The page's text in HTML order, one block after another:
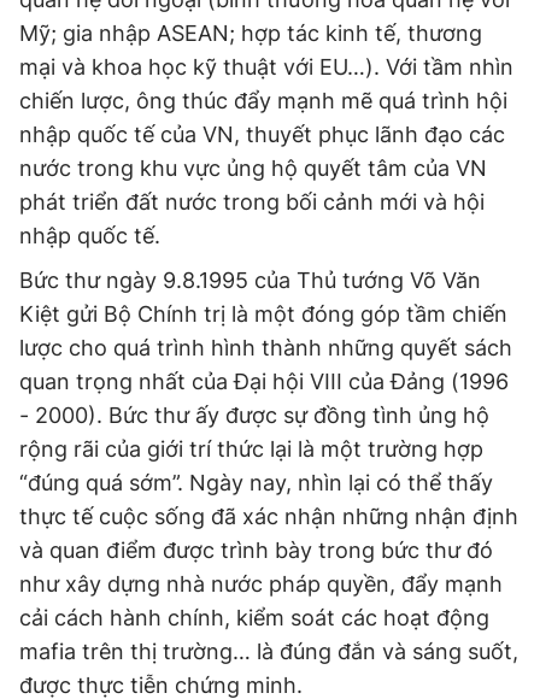
Mỹ; gia nhập ASEAN; hợp tác kinh tế, thương
mại và khoa học kỹ thuật với EU…). Với tầm nhìn
chiến lược, ông thúc đẩy mạnh mẽ quá trình hội
nhập quốc tế của VN, thuyết phục lãnh đạo các
nước trong khu vực ủng hộ quyết tâm của VN
phát triển đất nước trong bối cảnh mới và hội
nhập quốc tế.
Bức thư ngày 9.8.1995 của Thủ tướng Võ Văn
Kiệt gửi Bộ Chính trị là một đóng góp tầm chiến
lược cho quá trình hình thành những quyết sách
quan trọng nhất của Đại hội VIII của Đảng (1996
- 2000). Bức thư ấy được sự đồng tình ủng hộ
rộng rãi của giới trí thức lại là một trường hợp
“đúng quá sớm”. Ngày nay, nhìn lại có thể thấy
thực tế cuộc sống đã xác nhận những nhận định
và quan điểm được trình bày trong bức thư đó
như xây dựng nhà nước pháp quyền, đẩy mạnh
cải cách hành chính, kiểm soát các hoạt động
mafia trên thị trường… là đúng đắn và sáng suốt,
được thực tiễn chứng minh.